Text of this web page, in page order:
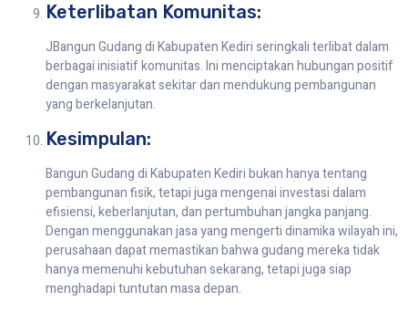
Keterlibatan Komunitas:
JBangun Gudang di Kabupaten Kediri seringkali terlibat dalam
berbagai inisiatif komunitas. Ini menciptakan hubungan positif
dengan masyarakat sekitar dan mendukung pembangunan
yang berkelanjutan.
Kesimpulan:
Bangun Gudang di Kabupaten Kediri bukan hanya tentang
pembangunan fisik, tetapi juga mengenai investasi dalam
efisiensi, keberlanjutan, dan pertumbuhan jangka panjang.
Dengan menggunakan jasa yang mengerti dinamika wilayah ini,
perusahaan dapat memastikan bahwa gudang mereka tidak
hanya memenuhi kebutuhan sekarang, tetapi juga siap
menghadapi tuntutan masa depan.